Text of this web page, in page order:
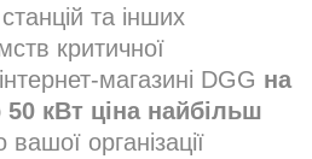
та інших
критичної
магазині DGG на
кВт ціна найбільш
організації